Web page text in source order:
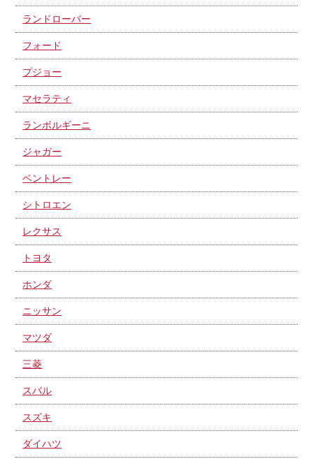
ランドローバー
フォード
プジョー
マセラティ
ランボルギーニ
ジャガー
ベントレー
シトロエン
レクサス
トヨタ
ホンダ
ニッサン
マツダ
三菱
スバル
スズキ
ダイハツ